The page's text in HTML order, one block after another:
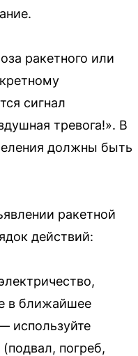
ракетного или
сигнал
тревога!». В
должны быть
ракетной
действий:
в ближайшее
используйте
погреб,